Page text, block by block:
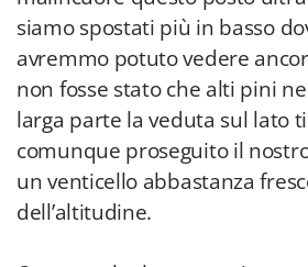
siamo spostati più in basso
avremmo potuto vedere
non fosse stato che alti pini
larga parte la veduta sul lato
comunque proseguito il
un venticello abbastanza
dell’altitudine.